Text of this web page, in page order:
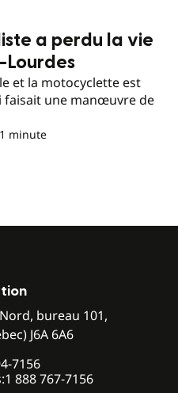
a perdu la vie
et la motocyclette est
faisait une manœuvre de
minute
bureau 101,
J6A 6A6
7156
1 888 767-7156